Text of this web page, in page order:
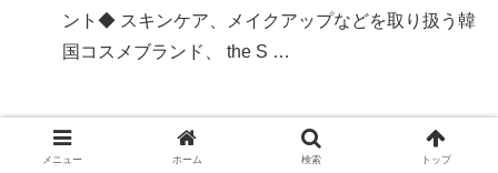
ント◆ スキンケア、メイクアップなどを取り扱う韓
国コスメブランド、 the S …
【リ・ダーマラボ】株式会社リ・ダーマラ
メニュー ホーム 検索 トップ